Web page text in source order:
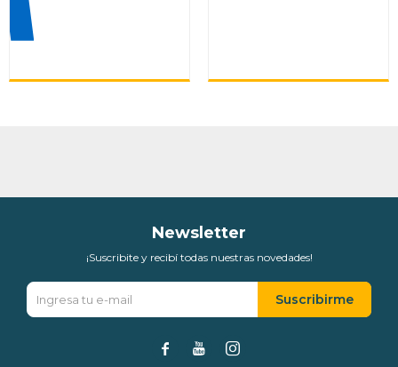
Newsletter
¡Suscribite y recibí todas nuestras novedades!
Suscribirme
  